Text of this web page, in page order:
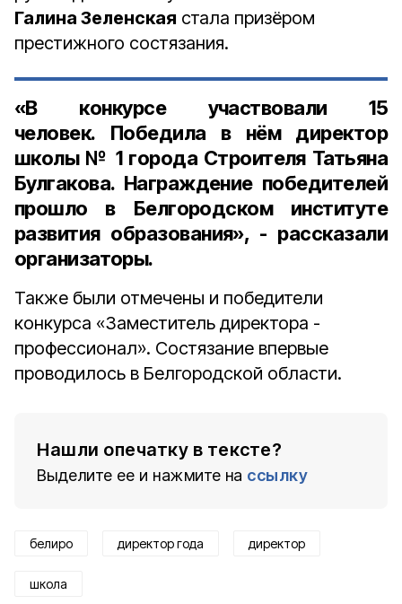
Галина Зеленская стала призёром
престижного состязания.
«В конкурсе участвовали 15
человек. Победила в нём директор
школы № 1 города Строителя Татьяна
Булгакова. Награждение победителей
прошло в Белгородском институте
развития образования», - рассказали
организаторы.
Также были отмечены и победители
конкурса «Заместитель директора -
профессионал». Состязание впервые
проводилось в Белгородской области.
Нашли опечатку в тексте?
Выделите ее и нажмите на ссылку
белиро директор года директор
школа